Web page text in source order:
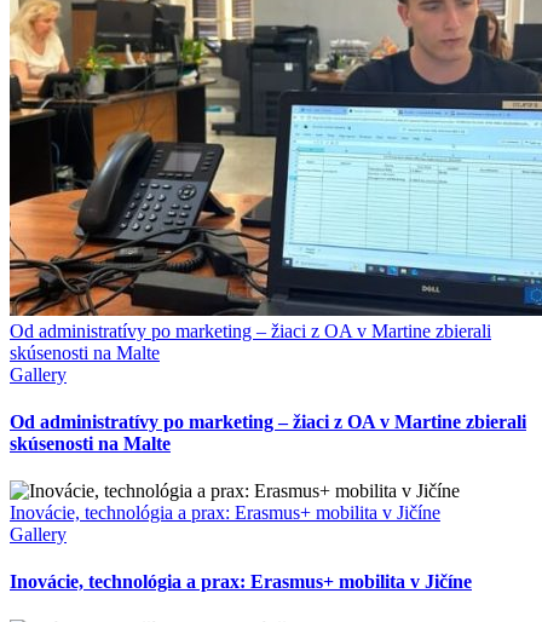
Od administratívy po marketing – žiaci z OA v Martine zbierali
skúsenosti na Malte
Gallery
Od administratívy po marketing – žiaci z OA v Martine zbierali
skúsenosti na Malte
Inovácie, technológia a prax: Erasmus+ mobilita v Jičíne
Gallery
Inovácie, technológia a prax: Erasmus+ mobilita v Jičíne